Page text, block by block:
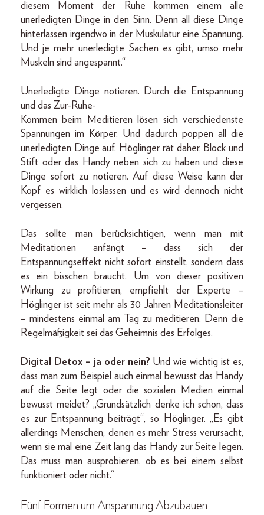
diesem Moment der Ruhe kommen einem alle
unerledigten Dinge in den Sinn. Denn all diese Dinge
hinterlassen irgendwo in der Muskulatur eine Spannung.
Und je mehr unerledigte Sachen es gibt, umso mehr
Muskeln sind angespannt.“
Unerledigte Dinge notieren. Durch die Entspannung
und das Zur-Ruhe-
Kommen beim Meditieren lösen sich verschiedenste
Spannungen im Körper. Und dadurch poppen all die
unerledigten Dinge auf. Höglinger rät daher, Block und
Stift oder das Handy neben sich zu haben und diese
Dinge sofort zu notieren. Auf diese Weise kann der
Kopf es wirklich loslassen und es wird dennoch nicht
vergessen.
Das sollte man berücksichtigen, wenn man mit
Meditationen anfängt – dass sich der
Entspannungseffekt nicht sofort einstellt, sondern dass
es ein bisschen braucht. Um von dieser positiven
Wirkung zu profitieren, empfiehlt der Experte –
Höglinger ist seit mehr als 30 Jahren Meditationsleiter
– mindestens einmal am Tag zu meditieren. Denn die
Regelmäßigkeit sei das Geheimnis des Erfolges.
Digital Detox – ja oder nein? Und wie wichtig ist es,
dass man zum Beispiel auch einmal bewusst das Handy
auf die Seite legt oder die sozialen Medien einmal
bewusst meidet? „Grundsätzlich denke ich schon, dass
es zur Entspannung beiträgt“, so Höglinger. „Es gibt
allerdings Menschen, denen es mehr Stress verursacht,
wenn sie mal eine Zeit lang das Handy zur Seite legen.
Das muss man ausprobieren, ob es bei einem selbst
funktioniert oder nicht.“
Fünf Formen um Anspannung Abzubauen